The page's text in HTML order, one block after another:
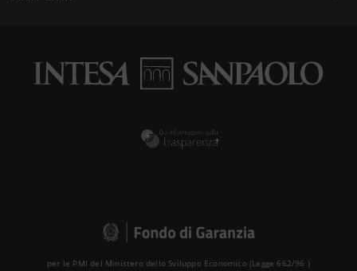
per le PMI del Ministero dello Sviluppo Economico (Legge 662/96 )